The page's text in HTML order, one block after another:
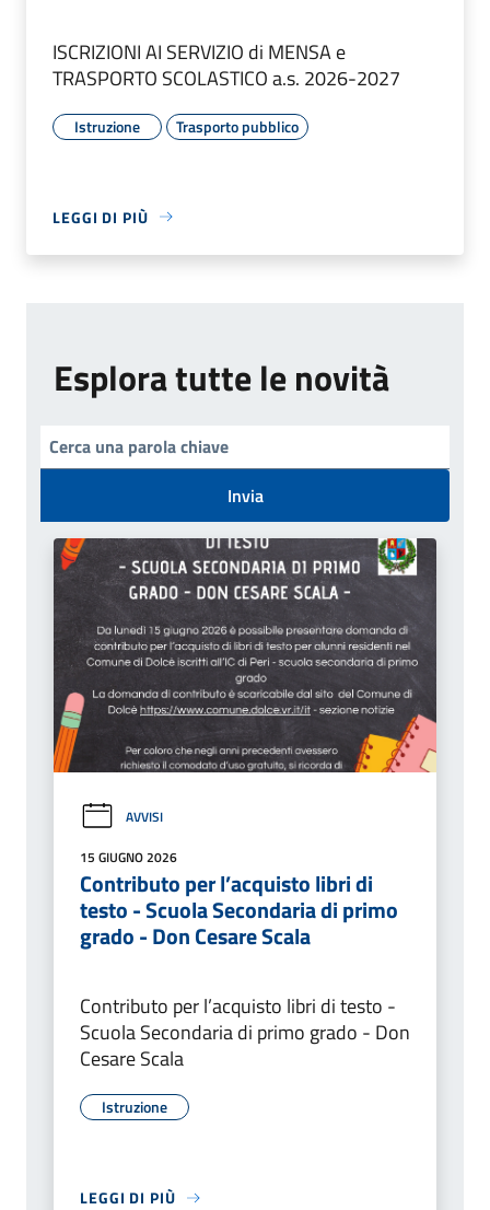
ISCRIZIONI AI SERVIZIO di MENSA e
TRASPORTO SCOLASTICO a.s. 2026-2027
Istruzione Trasporto pubblico
LEGGI DI PIÙ
Esplora tutte le novità
Invia
AVVISI
15 GIUGNO 2026
Contributo per l’acquisto libri di
testo - Scuola Secondaria di primo
grado - Don Cesare Scala
Contributo per l’acquisto libri di testo -
Scuola Secondaria di primo grado - Don
Cesare Scala
Istruzione
LEGGI DI PIÙ